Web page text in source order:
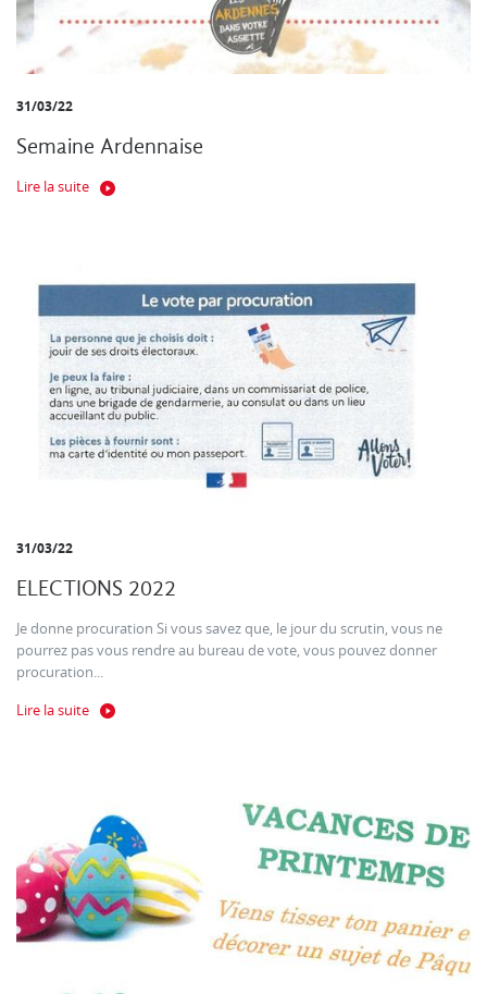
31/03/22
Semaine Ardennaise
Lire la suite
31/03/22
ELECTIONS 2022
Je donne procuration Si vous savez que, le jour du scrutin, vous ne
pourrez pas vous rendre au bureau de vote, vous pouvez donner
procuration...
Lire la suite